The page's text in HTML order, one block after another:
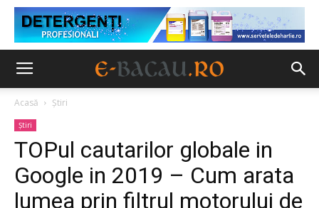
Acasă Ştiri
Ştiri
TOPul cautarilor globale in
Google in 2019 – Cum arata
lumea prin filtrul motorului de